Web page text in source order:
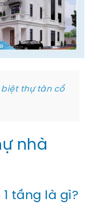
biệt thự tân cổ
nhà
1 tầng là gì?